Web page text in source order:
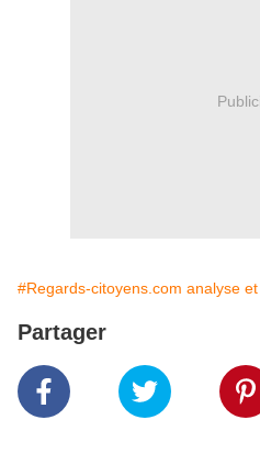
#Regards-citoyens.com analyse
Partager